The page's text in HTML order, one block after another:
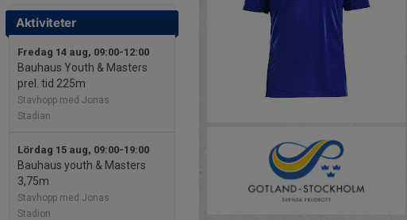
Aktiviteter
Fredag 14 aug, 09:00-12:00
Bauhaus Youth & Masters
prel. tid 225m
Stavhopp med Jonas
Stadian
Lördag 15 aug, 09:00-19:00
Bauhaus youth & Masters
3,75m
Stavhopp med Jonas
Stadion